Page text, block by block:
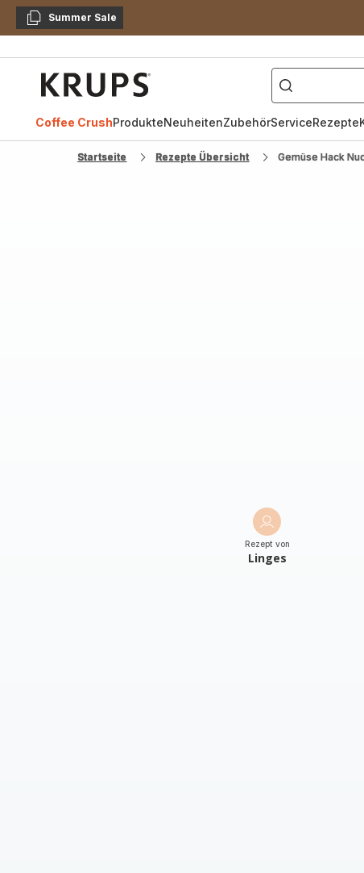
KopierenSummer Sale
Coffee CrushProdukteNeuheitenZubehörServiceRezepte
Startseite Rezepte Übersicht Gemüse Hack
Rezept von
Linges